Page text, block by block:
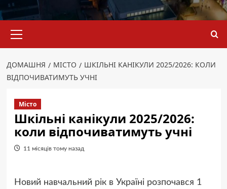
меню
ДОМАШНЯ МІСТО
ШКІЛЬНІ КАНІКУЛИ 2025/2026: КОЛИ
ВІДПОЧИВАТИМУТЬ УЧНІ
Місто
Шкільні канікули 2025/2026:
коли відпочиватимуть учні
11 місяців тому назад
Новий навчальний рік в Україні розпочався 1